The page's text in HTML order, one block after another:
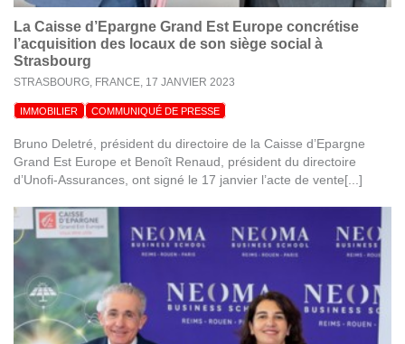
La Caisse d’Epargne Grand Est Europe concrétise
l’acquisition des locaux de son siège social à
Strasbourg
STRASBOURG, FRANCE, 17 JANVIER 2023
IMMOBILIER COMMUNIQUÉ DE PRESSE
Bruno Deletré, président du directoire de la Caisse d’Epargne
Grand Est Europe et Benoît Renaud, président du directoire
d’Unofi-Assurances, ont signé le 17 janvier l’acte de vente[...]